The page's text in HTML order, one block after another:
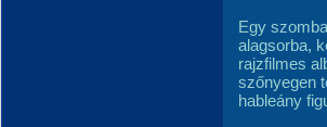
Egy
alagsorba,
rajzfilmes
szőnyegen
hableány